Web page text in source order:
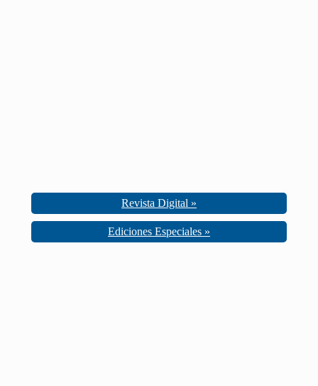
Revista Digital »
Ediciones Especiales »